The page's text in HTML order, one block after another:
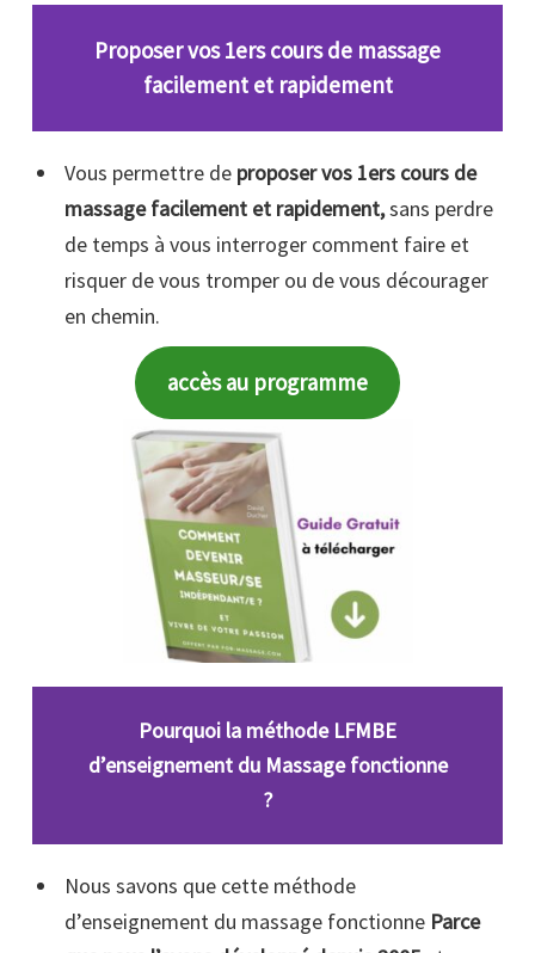
Proposer vos 1ers cours de massage
facilement et rapidement
Vous permettre de proposer vos 1ers cours de
massage facilement et rapidement,sans perdre
de temps à vous interroger comment faire et
risquer de vous tromper ou de vous décourager
en chemin.
accès au programme
Pourquoi la méthode LFMBE
d’enseignement du Massage fonctionne
?
Nous savons que cette méthode
d’enseignement du massage fonctionne Parce